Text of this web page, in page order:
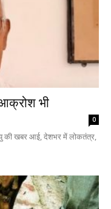
भी
0
की खबर आई, देशभर में लोकतंत्र,